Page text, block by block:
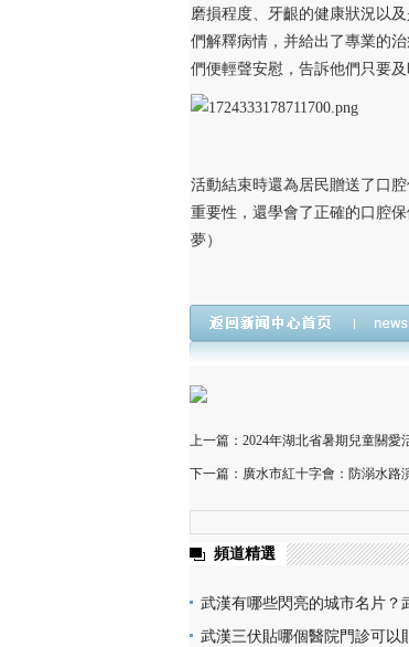
磨損程度、牙齦的健康狀況以
們解釋病情，并給出了專業的
們便輕聲安慰，告訴他們只要
活動結束時還為居民贈送了口
重要性，還學會了正確的口腔
夢）
上一篇：2024年湖北省暑期兒童關
下一篇：廣水市紅十字會：防溺水路
頻道精選
武漢有哪些閃亮的城市名片？
樓熱干面無人不知無人不曉
武漢三伏貼哪個醫院門診可以